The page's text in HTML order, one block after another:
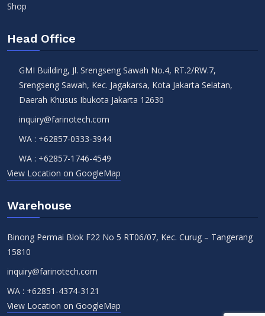
Shop
Head Office
GMI Building, Jl. Srengseng Sawah No.4, RT.2/RW.7,
Srengseng Sawah, Kec. Jagakarsa, Kota Jakarta Selatan,
Daerah Khusus Ibukota Jakarta 12630
inquiry@farinotech.com
WA : +62857-0333-3944
WA : +62857-1746-4549
View Location on GoogleMap
Warehouse
Binong Permai Blok F22 No 5 RT06/07, Kec. Curug – Tangerang
15810
inquiry@farinotech.com
WA : +62851-4374-3121
View Location on GoogleMap